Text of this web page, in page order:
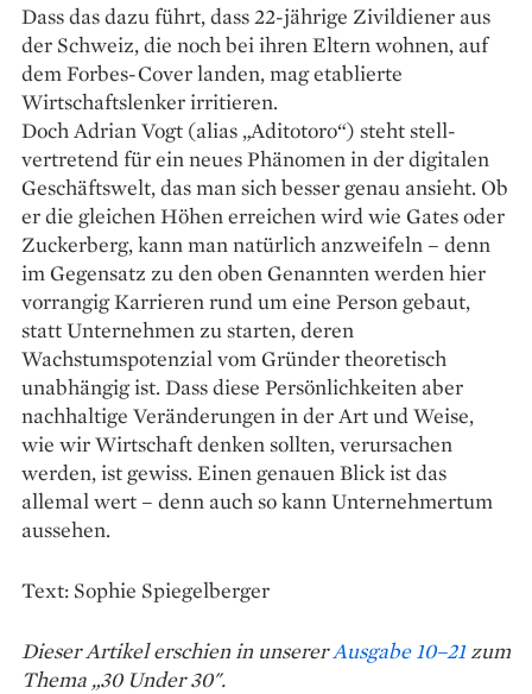
Dass das dazu führt, dass 22-jährige Zivildiener aus
der Schweiz, die noch bei ihren Eltern wohnen, auf
dem Forbes-Cover landen, mag etablierte
Wirtschaftslenker irritieren.
Doch Adrian Vogt (alias „Aditotoro“) steht stell­
vertretend für ein neues Phänomen in der digitalen
Geschäftswelt, das man sich besser genau ansieht. Ob
er die gleichen Höhen erreichen wird wie Gates oder
Zuckerberg, kann man natürlich anzweifeln – denn
im Gegensatz zu den oben Genannten werden hier
vorrangig Karrieren rund um eine Person gebaut,
statt Unternehmen zu starten, deren
Wachstumspotenzial vom ­Gründer theoretisch
unabhängig ist. Dass diese Persönlichkeiten aber
nachhaltige Veränderungen in der Art und Weise,
wie wir Wirtschaft denken sollten, verursachen
werden, ist gewiss. Einen genauen Blick ist das
allemal wert – denn auch so kann Unternehmertum
aussehen.
Text: Sophie Spiegelberger
Dieser Artikel erschien in unsererAusgabe 10–21zum
Thema „30 Under 30".